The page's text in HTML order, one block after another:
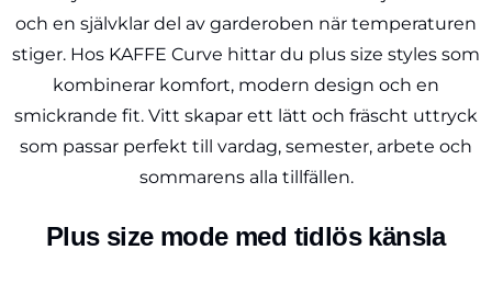
och en självklar del av garderoben när temperaturen
stiger. Hos KAFFE Curve hittar du plus size styles som
kombinerar komfort, modern design och en
smickrande fit. Vitt skapar ett lätt och fräscht uttryck
som passar perfekt till vardag, semester, arbete och
sommarens alla tillfällen.
Plus size mode med tidlös känsla